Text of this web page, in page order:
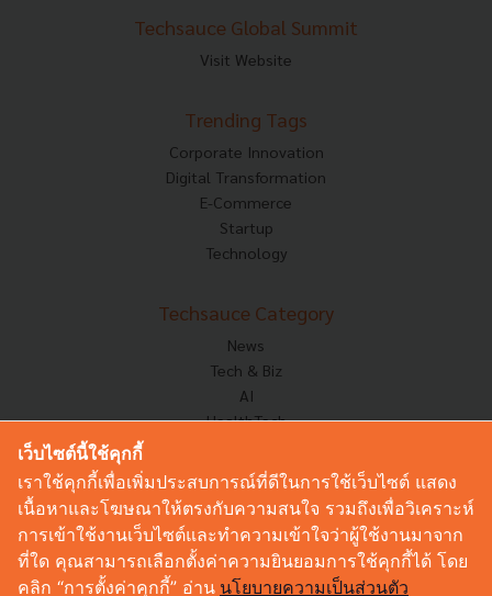
Techsauce Global Summit
Visit Website
Trending Tags
Corporate Innovation
Digital Transformation
E-Commerce
Startup
Technology
Techsauce Category
News
Tech & Biz
AI
HealthTech
Corp Innov
Saucy Thoughts
Based On
Sustainable
Videos
เว็บไซต์นี้ใช้คุกกี้
เราใช้คุกกี้เพื่อเพิ่มประสบการณ์ที่ดีในการใช้เว็บไซต์ แสดง
เนื้อหาและโฆษณาให้ตรงกับความสนใจ รวมถึงเพื่อวิเคราะห์
การเข้าใช้งานเว็บไซต์และทำความเข้าใจว่าผู้ใช้งานมาจาก
ที่ใด คุณสามารถเลือกตั้งค่าความยินยอมการใช้คุกกี้ได้ โดย
คลิก “การตั้งค่าคุกกี้” อ่าน นโยบายความเป็นส่วนตัว